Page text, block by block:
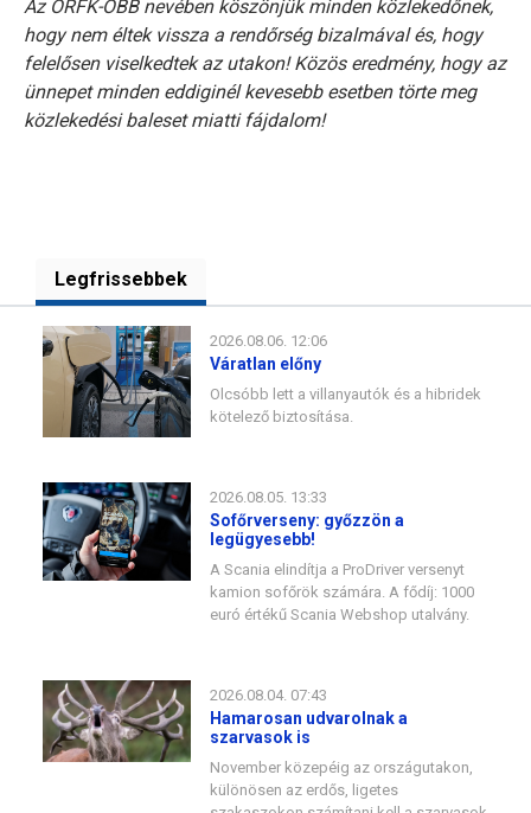
Az ORFK-OBB nevében köszönjük minden közlekedőnek,
hogy nem éltek vissza a rendőrség bizalmával és, hogy
felelősen viselkedtek az utakon! Közös eredmény, hogy az
ünnepet minden eddiginél kevesebb esetben törte meg
közlekedési baleset miatti fájdalom!
Legfrissebbek
2026.08.06. 12:06
Váratlan előny
Olcsóbb lett a villanyautók és a hibridek
kötelező biztosítása.
2026.08.05. 13:33
Sofőrverseny: győzzön a
legügyesebb!
A Scania elindítja a ProDriver versenyt
kamion sofőrök számára. A fődíj: 1000
euró értékű Scania Webshop utalvány.
2026.08.04. 07:43
Hamarosan udvarolnak a
szarvasok is
November közepéig az országutakon,
különösen az erdős, ligetes